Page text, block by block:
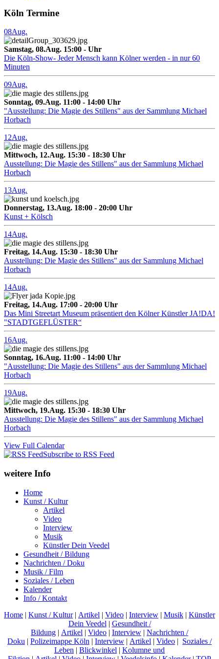
Köln Termine
08Aug.
Samstag, 08.Aug. 15:00 - Uhr
Die Köln-Show- Jeder Mensch kann Kölner werden - in nur 60
Minuten
09Aug.
Sonntag, 09.Aug. 11:00 - 14:00 Uhr
"Ausstellung: Die Magie des Stillens" aus der Sammlung Michael
Horbach
12Aug.
Mittwoch, 12.Aug. 15:30 - 18:30 Uhr
Ausstellung: Die Magie des Stillens" aus der Sammlung Michael
Horbach
13Aug.
Donnerstag, 13.Aug. 18:00 - 20:00 Uhr
Kunst + Kölsch
14Aug.
Freitag, 14.Aug. 15:30 - 18:30 Uhr
Ausstellung: Die Magie des Stillens" aus der Sammlung Michael
Horbach
14Aug.
Freitag, 14.Aug. 17:00 - 20:00 Uhr
Das Mini Streetart Museum präsentiert den Kölner Künstler JA!DA!
"STADTGEFLÜSTER“
16Aug.
Sonntag, 16.Aug. 11:00 - 14:00 Uhr
"Ausstellung: Die Magie des Stillens" aus der Sammlung Michael
Horbach
19Aug.
Mittwoch, 19.Aug. 15:30 - 18:30 Uhr
Ausstellung: Die Magie des Stillens" aus der Sammlung Michael
Horbach
View Full Calendar
Subscribe to RSS Feed
weitere Info
Home
Kunst / Kultur
Artikel
Video
Interview
Musik
Künstler Dein Veedel
Gesundheit / Bildung
Nachrichten / Doku
Musik / Film
Soziales / Leben
Kalender
Info / Kontakt
Home | Kunst / Kultur| Artikel | Video | Interview | Musik | Künstler
Dein Veedel | Gesundheit /
Bildung | Artikel | Video | Interview | Nachrichten /
Doku | Polizeimappe Köln | Interview | Artikel | Video | Soziales /
Leben | Blickwinkel | Kolumne und